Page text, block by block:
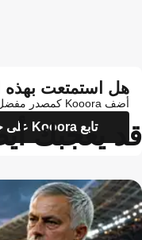
هل استمتعت بهذه
أضف Kooora كمصدر مفضل على جوجل للاطلاع على المزيد من تقاريرنا
تابع Kooora على جوجل
قد يعجبك